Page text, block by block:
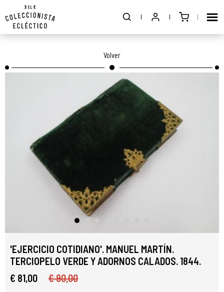
Volver
'EJERCICIO COTIDIANO'. MANUEL MARTÍN.
TERCIOPELO VERDE Y ADORNOS CALADOS. 1844.
€ 81,00
€ 90,00